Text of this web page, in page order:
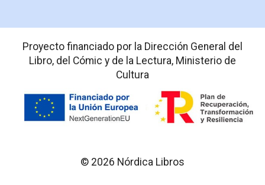
Proyecto financiado por la Dirección General del
Libro, del Cómic y de la Lectura, Ministerio de
Cultura
© 2026 Nórdica Libros